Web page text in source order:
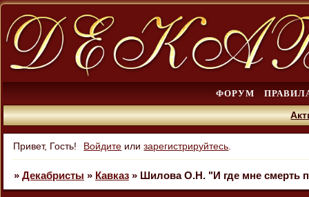
ФОРУМ
Привет, Гость! Войдите илизарегистрируйтесь
» Декабристы » Кавказ » Шилова О.Н. "И где мне смерть